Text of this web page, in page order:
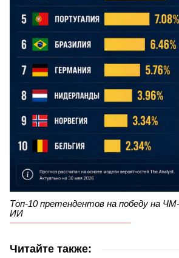
Топ-10 претендентов на победу на
ИИ
Читайте также: